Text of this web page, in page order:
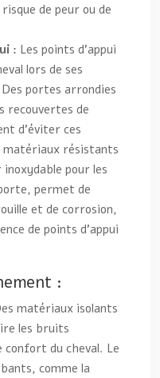
de peur ou de
: Les points d’appui
lors de ses
portes arrondies
recouvertes de
d’éviter ces
matériaux résistants
pour les
permet de
et de corrosion,
de points d’appui
:
matériaux isolants
les bruits
du cheval. Le
comme la